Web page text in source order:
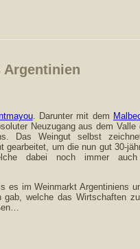
Argentinien
. Darunter mit dem
Neuzugang aus dem Valle
Das Weingut selbst
gearbeitet, um die nun gut 30-
dabei noch immer
es im Weinmarkt Argentiniens
gab, welche das Wirtschaften